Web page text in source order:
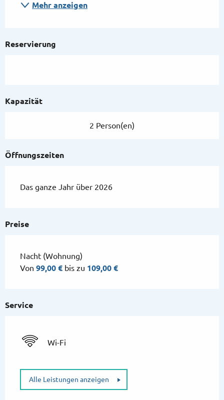
Mehr anzeigen
Reservierung
Kapazität
2 Person(en)
Service
Wi-Fi
Alle Leistungen anzeigen
Preise
Nacht (Wohnung)
Von 99,00 € bis zu 109,00 €
Öffnungszeiten
Das ganze Jahr über 2026